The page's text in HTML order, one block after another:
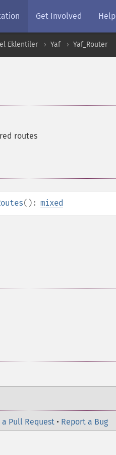
Get Involved Help
Eklentiler Yaf Yaf_Router
routes
(): mixed
Pull Request • Report a Bug